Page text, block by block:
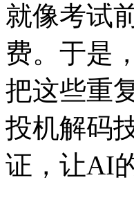
就像考试
费。于是
把这些重
投机解码技
证，让